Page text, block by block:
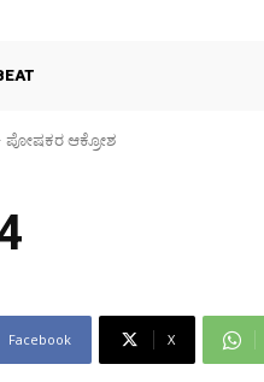
ಆಕ್ರೋಶ
Facebook X